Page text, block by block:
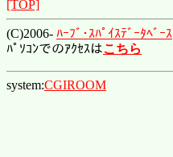
[TOP]
(C)2006- ﾊｰﾌﾞ･ｽﾊﾟｲｽﾃﾞｰﾀﾍﾞｰｽ
ﾊﾟｿｺﾝでのｱｸｾｽはこちら
system:CGIROOM